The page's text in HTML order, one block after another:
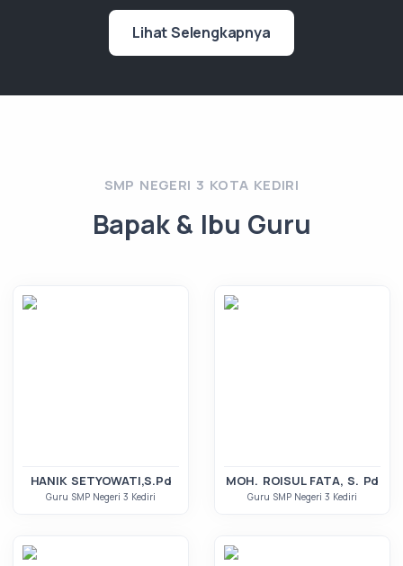
Lihat Selengkapnya
SMP NEGERI 3 KOTA KEDIRI
Bapak & Ibu Guru
HANIK SETYOWATI,S.Pd
Guru SMP Negeri 3 Kediri
MOH. ROISUL FATA, S. Pd
Guru SMP Negeri 3 Kediri